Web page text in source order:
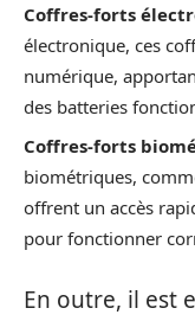
Coffres-forts
électronique, ces
numérique,
des batteries
Coffres-forts
biométriques,
offrent un accès
pour fonctionner
En outre, il est